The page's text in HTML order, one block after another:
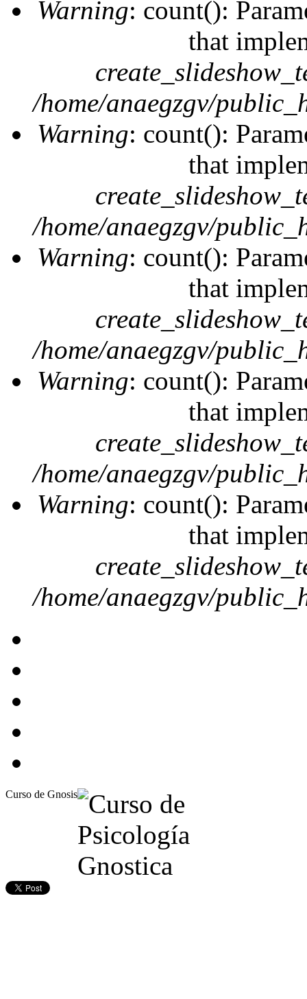
Warning: count():
that
/home/anaegzgv/
Warning: count():
that
/home/anaegzgv/
Warning: count():
that
/home/anaegzgv/
Warning: count():
that
/home/anaegzgv/
Warning: count():
that
/home/anaegzgv/
Curso de Gnosis